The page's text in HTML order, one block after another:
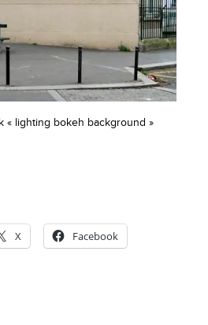
« lighting bokeh background »
X Facebook